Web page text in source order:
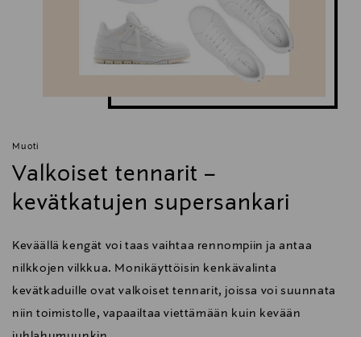
Muoti
Valkoiset tennarit –
kevätkatujen supersankari
Keväällä kengät voi taas vaihtaa rennompiin ja antaa
nilkkojen vilkkua. Monikäyttöisin kenkävalinta
kevätkaduille ovat valkoiset tennarit, joissa voi suunnata
niin toimistolle, vapaailtaa viettämään kuin kevään